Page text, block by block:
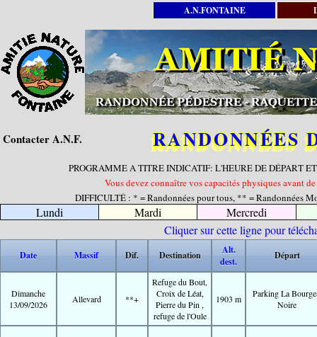
Contacter A.N.F. RANDONNÉES
PROGRAMME A TITRE INDICATIF: L'HEURE DE DÉPART
Vous devez connaître vos capacités physiques avant
DIFFICULTÉ : * = Randonnées pour tous, ** = Randonnées
Lundi Mardi
Mercredi
Cliquer sur cette ligne pour
Date Massif Dif. Destination
Alt.
dest.
Départ
Dimanche
13/09/2026
Allevard **+
Refuge du Bout,
Croix de Léat,
Pierre du Pin ,
refuge de l'Oule
1903 m
Parking La
Noire
A.N.FONTAINE